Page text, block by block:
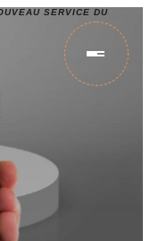
SERVICE DU